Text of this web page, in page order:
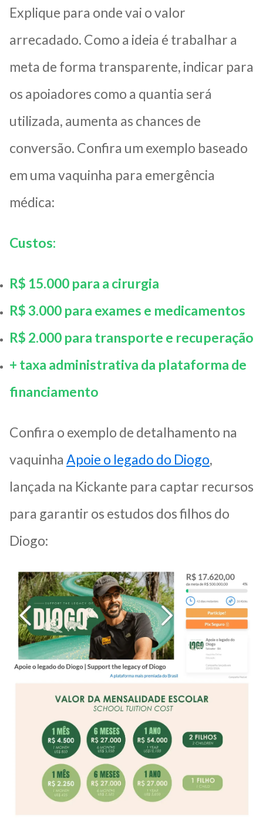
Explique para onde vai o valor
arrecadado. Como a ideia é trabalhar a
meta de forma transparente, indicar para
os apoiadores como a quantia será
utilizada, aumenta as chances de
conversão. Confira um exemplo baseado
em uma vaquinha para emergência
médica:
Custos:
R$ 15.000 para a cirurgia
R$ 3.000 para exames e medicamentos
R$ 2.000 para transporte e recuperação
+ taxa administrativa da plataforma de
financiamento
Confira o exemplo de detalhamento na
vaquinha Apoie o legado do Diogo,
lançada na Kickante para captar recursos
para garantir os estudos dos filhos do
Diogo: